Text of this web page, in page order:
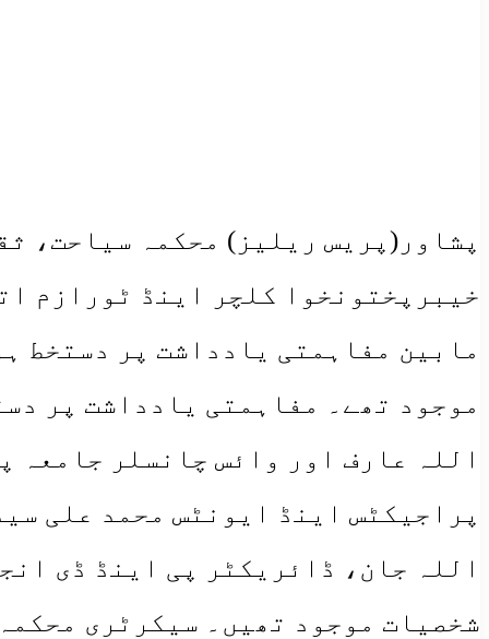
پشاور(پریس ریلیز) محکمہ سیاحت،
خیبرپختونخوا کلچر اینڈ ٹورازم
مابین مفاہمتی یادداشت پر دستخط
موجود تھے۔ مفاہمتی یادداشت پر
اللہ عارف اور وائس چانسلر جامعہ
پراجیکٹس اینڈ ایونٹس محمد علی
اللہ جان، ڈائریکٹر پی اینڈ ڈی
شخصیات موجود تھیں۔ سیکرٹری